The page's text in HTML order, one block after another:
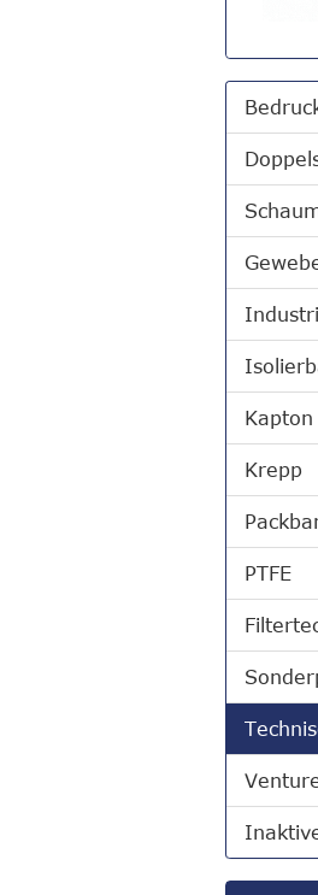
Kapton
Krepp
PTFE